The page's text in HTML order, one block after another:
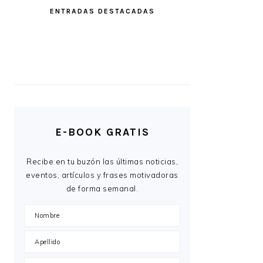
ENTRADAS DESTACADAS
E-BOOK GRATIS
Recibe en tu buzón las últimas noticias,
eventos, artículos y frases motivadoras
de forma semanal.